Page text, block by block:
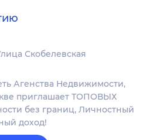
Скобелевская
Агенства Недвижимости,
приглашает ТОПОВЫХ
без границ, Личностный
доход!